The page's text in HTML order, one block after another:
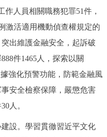
作人員相關職務犯罪51件，
激活適用機動偵查權規定的
出維護金融安全，起訴破
件1465人，探索以關
強化預警功能，防範金融風
安全檢察保障，嚴懲危害
人。
。學習貫徹習近平文化